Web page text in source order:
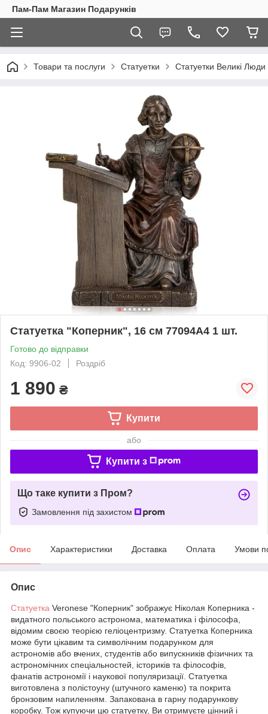
Пам-Пам Магазин Подарунків
Товари та послуги Статуетки Статуетки Великі Люди
Статуетка "Коперник", 16 см 77094A4 1 шт.
Готово до відправки
Код: 9906-02
Роздріб
1 890 ₴
Купити
або
Купити з
Що таке купити з Пром?
Замовлення під захистом
Опис Характеристики Доставка Оплата Умови
Опис
Статуетка Veronese "Коперник" зображує Ніколая Коперника -
видатного польського астронома, математика і філософа,
відомим своєю теорією геліоцентризму. Статуетка Коперника
може бути цікавим та символічним подарунком для
астрономів або вчених, студентів або випускників фізичних та
астрономічних спеціальностей, істориків та філософів,
фанатів астрономії і наукової популяризації. Статуетка
виготовлена ​​з полістоуну (штучного каменю) та покрита
бронзовим напиленням. Запакована в гарну подарункову
коробку. Тож купуючи цю статуетку, Ви отримуєте цінний і